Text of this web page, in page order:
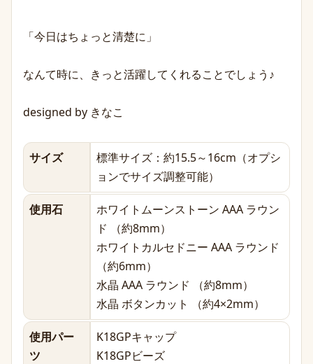
「今日はちょっと清楚に」
なんて時に、きっと活躍してくれることでしょう♪
designed by きなこ
サイズ
標準サイズ：約15.5～16cm（オプシ
ョンでサイズ調整可能）
使用石
ホワイトムーンストーン AAA ラウン
ド （約8mm）
ホワイトカルセドニー AAA ラウンド
（約6mm）
水晶 AAA ラウンド （約8mm）
水晶 ボタンカット （約4×2mm）
使用パー
ツ
K18GPキャップ
K18GPビーズ